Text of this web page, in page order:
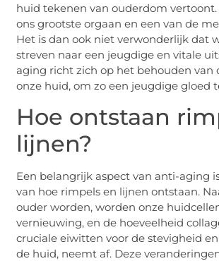
huid tekenen van ouderdom
ons grootste orgaan en een van de
Het is dan ook niet verwonderlijk dat
streven naar een jeugdige en vitale
aging richt zich op het behouden van
onze huid, om zo een jeugdige gloed
Hoe ontstaan
lijnen?
Een belangrijk aspect van anti-aging
van hoe rimpels en lijnen ontstaan.
ouder worden, worden onze
vernieuwing, en de hoeveelheid
cruciale eiwitten voor de stevigheid
de huid, neemt af. Deze